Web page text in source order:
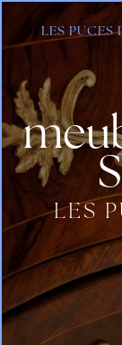
LES PUCES
LES
Panneau de